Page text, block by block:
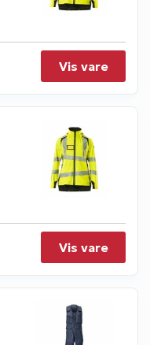
Vis vare
Vis vare